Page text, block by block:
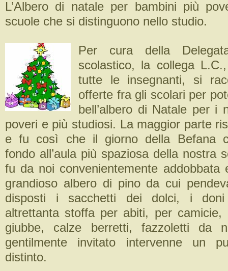
L’Albero di natale per bambini più
scuole che si distinguono nello studio.
Per cura della
scolastico, la collega
tutte le insegnanti, si
offerte fra gli scolari per
bell’albero di Natale per i
poveri e più studiosi. La maggior parte
e fu così che il giorno della Befana
fondo all’aula più spaziosa della nostra
fu da noi convenientemente addobbata
grandioso albero di pino da cui
disposti i sacchetti dei dolci, i doni
altrettanta stoffa per abiti, per camicie,
giubbe, calze berretti, fazzoletti da
gentilmente invitato intervenne un
distinto.